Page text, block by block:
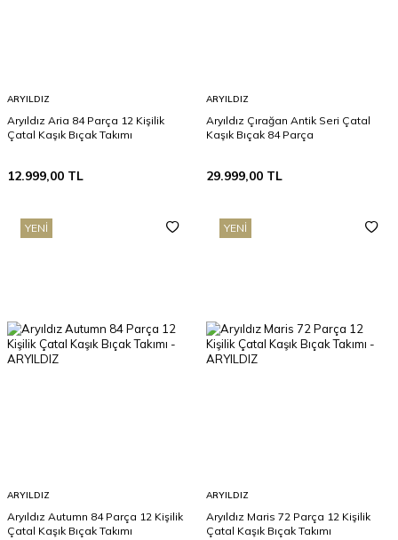
ARYILDIZ
Aryıldız Aria 84 Parça 12 Kişilik
Çatal Kaşık Bıçak Takımı
12.999,00 TL
ARYILDIZ
Aryıldız Çırağan Antik Seri Çatal
Kaşık Bıçak 84 Parça
29.999,00 TL
YENI
ARYILDIZ
Aryıldız Autumn 84 Parça 12 Kişilik
Çatal Kaşık Bıçak Takımı
YENI
ARYILDIZ
Aryıldız Maris 72 Parça 12 Kişilik
Çatal Kaşık Bıçak Takımı